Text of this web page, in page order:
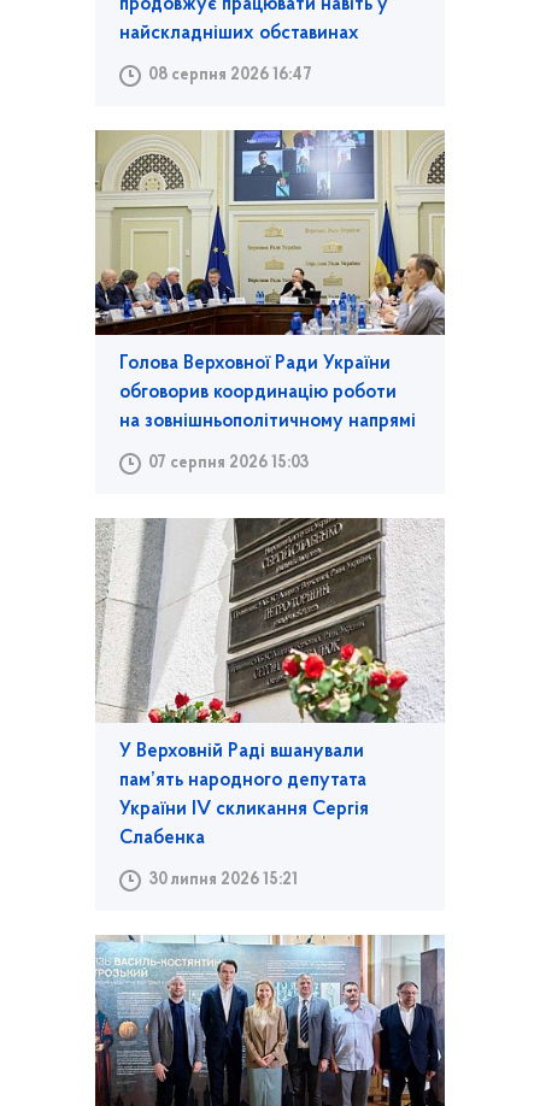
продовжує працювати навіть у
найскладніших обставинах
08 серпня 2026 16:47
Голова Верховної Ради України
обговорив координацію роботи
на зовнішньополітичному напрямі
07 серпня 2026 15:03
У Верховній Раді вшанували
пам’ять народного депутата
України IV скликання Сергія
Слабенка
30 липня 2026 15:21